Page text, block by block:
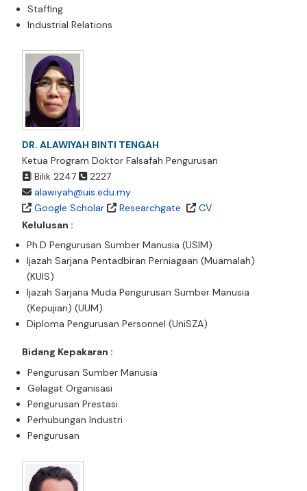
Staffing
Industrial Relations
DR. ALAWIYAH BINTI TENGAH
Ketua Program Doktor Falsafah Pengurusan
Bilik 2247
2227
alawiyah@uis.edu.my
Google Scholar
Researchgate
CV
Kelulusan :
Ph.D Pengurusan Sumber Manusia (USIM)
Ijazah Sarjana Pentadbiran Perniagaan (Muamalah)
(KUIS)
Ijazah Sarjana Muda Pengurusan Sumber Manusia
(Kepujian) (UUM)
Diploma Pengurusan Personnel (UniSZA)
Bidang Kepakaran :
Pengurusan Sumber Manusia
Gelagat Organisasi
Pengurusan Prestasi
Perhubungan Industri
Pengurusan